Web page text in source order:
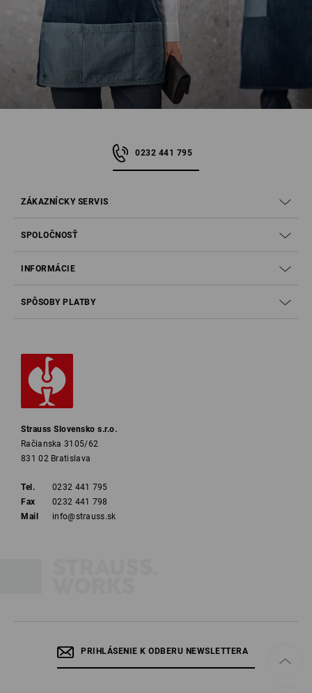
0232 441 795
ZÁKAZNÍCKY SERVIS
SPOLOČNOSŤ
INFORMÁCIE
SPÔSOBY PLATBY
Strauss Slovensko s.r.o.
Račianska 3105/62
831 02 Bratislava
Tel.
0232 441 795
Fax
0232 441 798
Mail
info@strauss.sk
PRIHLÁSENIE K ODBERU NEWSLETTERA